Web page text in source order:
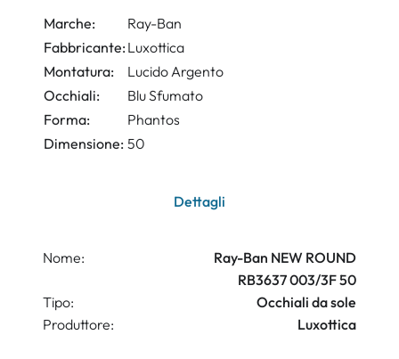
Marche:
Ray-Ban
Fabbricante: Luxottica
Montatura:
Lucido Argento
Occhiali:
Blu Sfumato
Forma:
Phantos
Dimensione: 50
Dettagli
Nome:
Ray-Ban NEW ROUND
RB3637 003/3F 50
Tipo:
Occhiali da sole
Produttore:
Luxottica